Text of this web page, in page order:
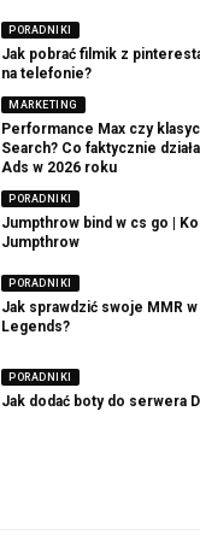
PORADNIKI
Jak pobrać filmik z
na telefonie?
MARKETING
Performance Max czy
Search? Co faktycznie
Ads w 2026 roku
PORADNIKI
Jumpthrow bind w cs go |
Jumpthrow
PORADNIKI
Jak sprawdzić swoje MMR
Legends?
PORADNIKI
Jak dodać boty do serwera